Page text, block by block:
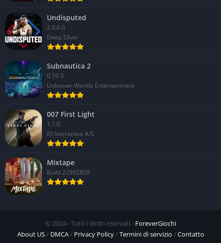
Undisputed
2.0.6.0
Deep Silver
Subnautica 2
0.10.3
Unknown Worlds Entertainment
007 First Light
1.1.0
IO Interactive A/S
Mixtape
Build 22992809
© 2024 - Tutti i diritti riservati - ForeverGiochi
About US/ DMCA/ Privacy Policy/Termini di servizio /Contatto